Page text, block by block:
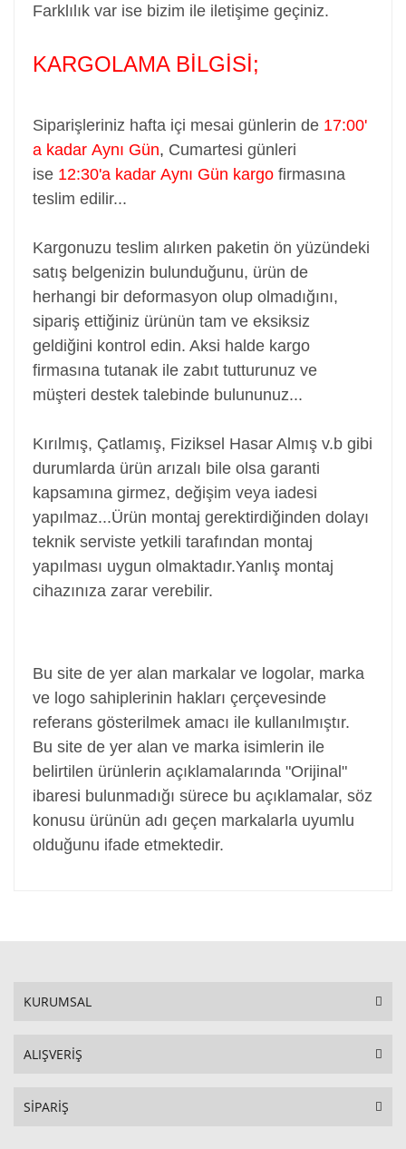
Farklılık var ise bizim ile iletişime geçiniz.
KARGOLAMA BİLGİSİ;
Siparişleriniz hafta içi mesai günlerin de 17:00'
a kadar Aynı Gün, Cumartesi günleri
ise 12:30'a kadar Aynı Gün kargo firmasına
teslim edilir...
Kargonuzu teslim alırken paketin ön yüzündeki
satış belgenizin bulunduğunu, ürün de
herhangi bir deformasyon olup olmadığını,
sipariş ettiğiniz ürünün tam ve eksiksiz
geldiğini kontrol edin. Aksi halde kargo
firmasına tutanak ile zabıt tutturunuz ve
müşteri destek talebinde bulununuz...
Kırılmış, Çatlamış, Fiziksel Hasar Almış v.b gibi
durumlarda ürün arızalı bile olsa garanti
kapsamına girmez, değişim veya iadesi
yapılmaz...Ürün montaj gerektirdiğinden dolayı
teknik serviste yetkili tarafından montaj
yapılması uygun olmaktadır.Yanlış montaj
cihazınıza zarar verebilir.
Bu site de yer alan markalar ve logolar, marka
ve logo sahiplerinin hakları çerçevesinde
referans gösterilmek amacı ile kullanılmıştır.
Bu site de yer alan ve marka isimlerin ile
belirtilen ürünlerin açıklamalarında "Orijinal"
ibaresi bulunmadığı sürece bu açıklamalar, söz
konusu ürünün adı geçen markalarla uyumlu
olduğunu ifade etmektedir.
KURUMSAL
ALIŞVERİŞ
SİPARİŞ